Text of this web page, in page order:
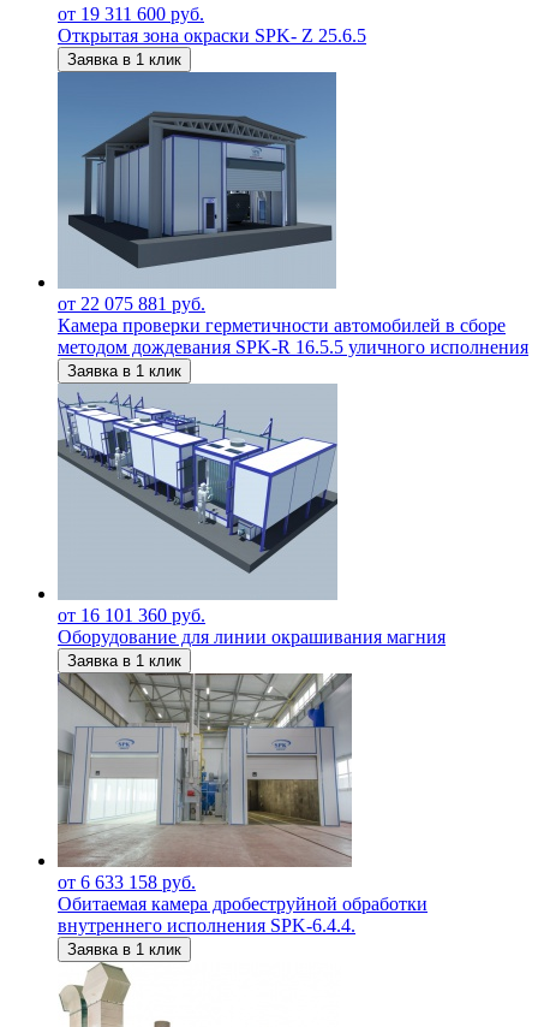
от 19 311 600 руб.
Открытая зона окраски SPK- Z 25.6.5
Заявка в 1 клик
от 22 075 881 руб.
Камера проверки герметичности автомобилей в сборе
методом дождевания SPK-R 16.5.5 уличного исполнения
Заявка в 1 клик
от 16 101 360 руб.
Оборудование для линии окрашивания магния
Заявка в 1 клик
от 6 633 158 руб.
Обитаемая камера дробеструйной обработки
внутреннего исполнения SPK-6.4.4.
Заявка в 1 клик